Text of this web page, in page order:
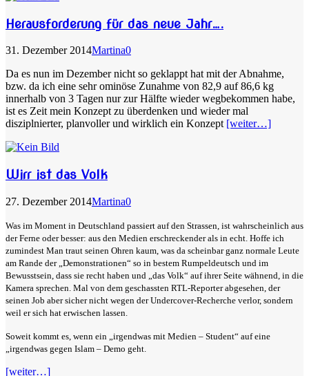
Herausforderung für das neue Jahr….
31. Dezember 2014Martina0
Da es nun im Dezember nicht so geklappt hat mit der Abnahme,
bzw. da ich eine sehr ominöse Zunahme von 82,9 auf 86,6 kg
innerhalb von 3 Tagen nur zur Hälfte wieder wegbekommen habe,
ist es Zeit mein Konzept zu überdenken und wieder mal
disziplnierter, planvoller und wirklich ein Konzept [weiter…]
Wirr ist das Volk
27. Dezember 2014Martina0
Was im Moment in Deutschland passiert auf den Strassen, ist wahrscheinlich aus
der Ferne oder besser: aus den Medien erschreckender als in echt. Hoffe ich
zumindest Man traut seinen Ohren kaum, was da scheinbar ganz normale Leute
am Rande der „Demonstrationen“ so in bestem Rumpeldeutsch und im
Bewusstsein, dass sie recht haben und „das Volk“ auf ihrer Seite wähnend, in die
Kamera sprechen. Mal von dem geschassten RTL-Reporter abgesehen, der
seinen Job aber sicher nicht wegen der Undercover-Recherche verlor, sondern
weil er sich hat erwischen lassen.
Soweit kommt es, wenn ein „irgendwas mit Medien – Student“ auf eine
„irgendwas gegen Islam – Demo geht.
[weiter…]